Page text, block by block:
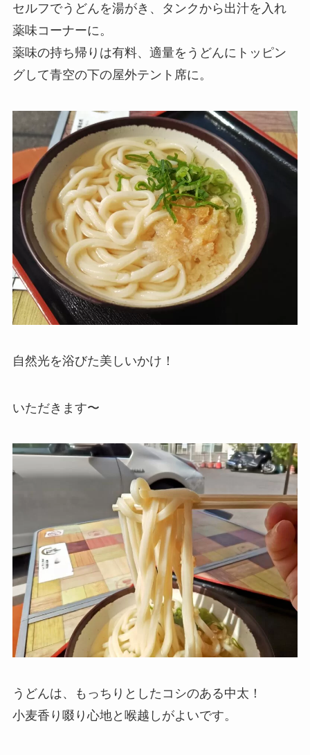
セルフでうどんを湯がき、タンクから出汁を入れ
薬味コーナーに。
薬味の持ち帰りは有料、適量をうどんにトッピン
グして青空の下の屋外テント席に。
自然光を浴びた美しいかけ！
いただきます〜
うどんは、もっちりとしたコシのある中太！
小麦香り啜り心地と喉越しがよいです。